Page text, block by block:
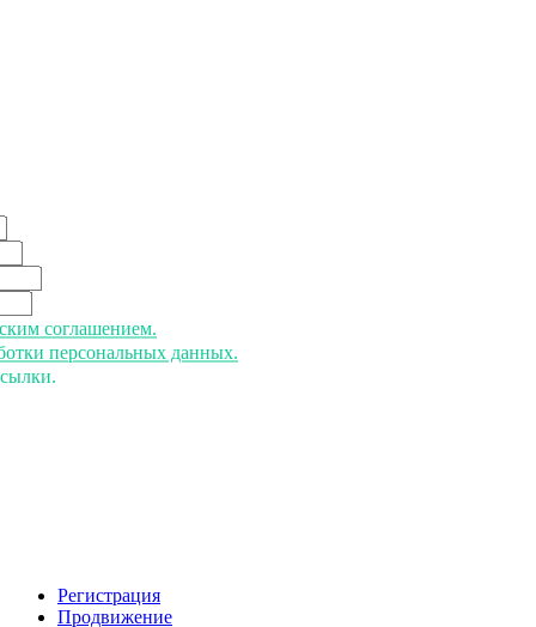
соглашением.
персональных данных.
Регистрация
Продвижение